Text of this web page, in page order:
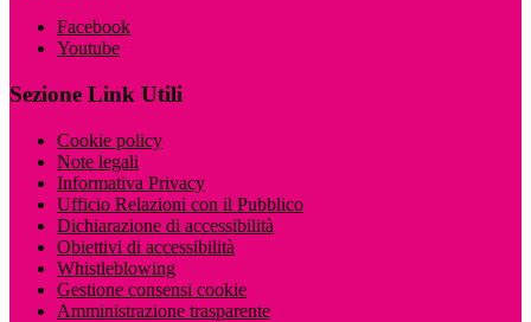
Facebook
Youtube
Sezione Link Utili
Cookie policy
Note legali
Informativa Privacy
Ufficio Relazioni con il Pubblico
Dichiarazione di accessibilità
Obiettivi di accessibilità
Whistleblowing
Gestione consensi cookie
Amministrazione trasparente